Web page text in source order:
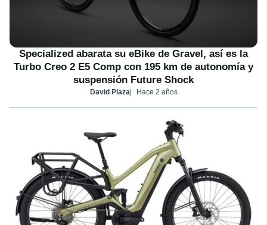
Specialized abarata su eBike de Gravel, así es la
Turbo Creo 2 E5 Comp con 195 km de autonomía y
suspensión Future Shock
David Plaza Hace 2 años